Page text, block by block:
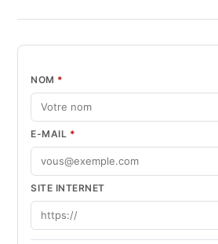
NOM *
E-MAIL *
SITE INTERNET